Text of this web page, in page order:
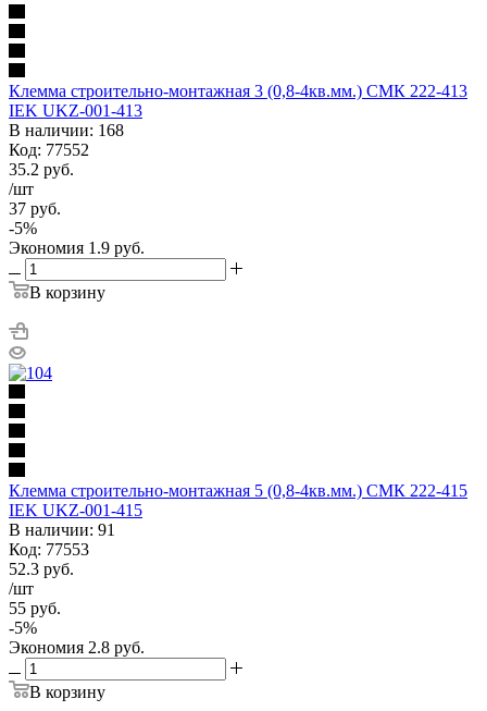
Клемма строительно-монтажная 3 (0,8-4кв.мм.) СМК 222-413
IEK UKZ-001-413
В наличии: 168
Код: 77552
35.2 руб.
/шт
37 руб.
-5%
Экономия 1.9 руб.
В корзину
Клемма строительно-монтажная 5 (0,8-4кв.мм.) СМК 222-415
IEK UKZ-001-415
В наличии: 91
Код: 77553
52.3 руб.
/шт
55 руб.
-5%
Экономия 2.8 руб.
В корзину